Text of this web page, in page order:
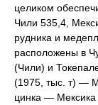
целиком
Чили 535,4,
рудника и
расположены в
(Чили) и
(1975, тыс. т) —
цинка — Мексика